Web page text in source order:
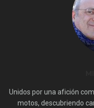
Unidos por una afición
motos, descubriendo